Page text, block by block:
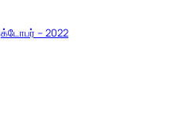
– 2022